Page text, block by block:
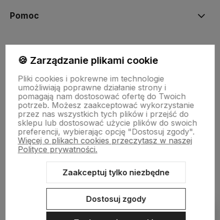
Pomoc
Płatności i dostawa
Informacje
O nas
Sklep internetowy Shoper.pl Szablon Shoper Modern 3.0™
GrowCommerce
🍪 Zarządzanie plikami cookie
Pliki cookies i pokrewne im technologie
umożliwiają poprawne działanie strony i
pomagają nam dostosować ofertę do Twoich
potrzeb. Możesz zaakceptować wykorzystanie
przez nas wszystkich tych plików i przejść do
sklepu lub dostosować użycie plików do swoich
preferencji, wybierając opcję "Dostosuj zgody".
Więcej o plikach cookies przeczytasz w naszej
Polityce prywatności.
Zaakceptuj tylko niezbędne
Dostosuj zgody